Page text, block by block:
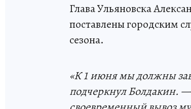
Глава Ульяновска
поставлены городским
сезона.
«К 1 июня мы должны
подчеркнул Болдакин.